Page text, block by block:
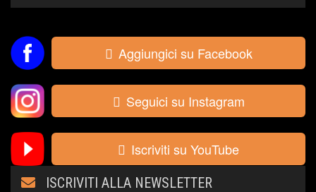
Aggiungici su Facebook
Seguici su Instagram
Iscriviti su YouTube
ISCRIVITI ALLA NEWSLETTER